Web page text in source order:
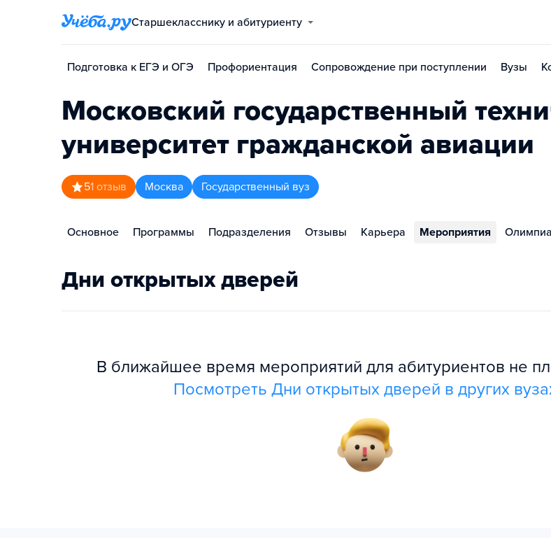
Старшекласснику и абитуриенту
Подготовка к ЕГЭ и ОГЭ Профориентация Сопровождение при поступлении Вузы
Московский государственный
университет гражданской авиации
51 отзыв Москва Государственный вуз
Основное Программы Подразделения Отзывы Карьера Мероприятия
Дни открытых дверей
В ближайшее время мероприятий для абитуриентов не
Посмотреть Дни открытых дверей в других